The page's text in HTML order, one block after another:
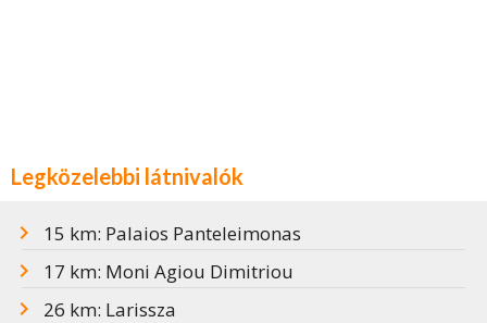
Legközelebbi látnivalók
15 km: Palaios Panteleimonas
17 km: Moni Agiou Dimitriou
26 km: Larissza